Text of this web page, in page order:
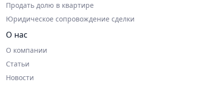
Продать долю в квартире
Юридическое сопровождение сделки
О нас
О компании
Статьи
Новости